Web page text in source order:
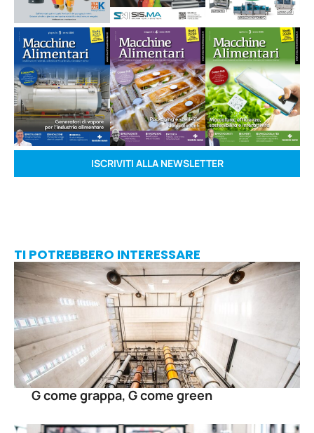
ISCRIVITI ALLA NEWSLETTER
TI POTREBBERO INTERESSARE
G come grappa, G come green